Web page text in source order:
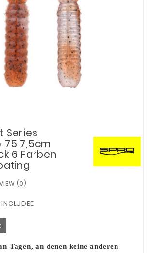
Series
75 7,5cm
6 Farben
(0)
Tagen, an denen keine anderen